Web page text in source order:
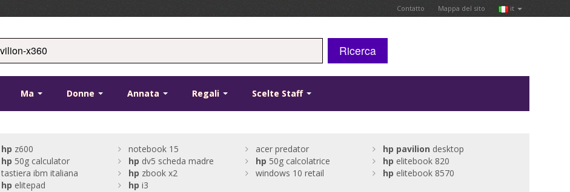
Contatto Mappa del sito it
Ricerca
Ma Donne Annata Regali Scelte Staff
hp z600 notebook 15 acer predator hp pavilion desktop
hp 50g calculator hp dv5 scheda madre hp 50g calcolatrice hp elitebook 820
tastiera ibm italiana
hp zbook x2 windows 10 retail hp elitebook 8570
hp elitepad hp i3